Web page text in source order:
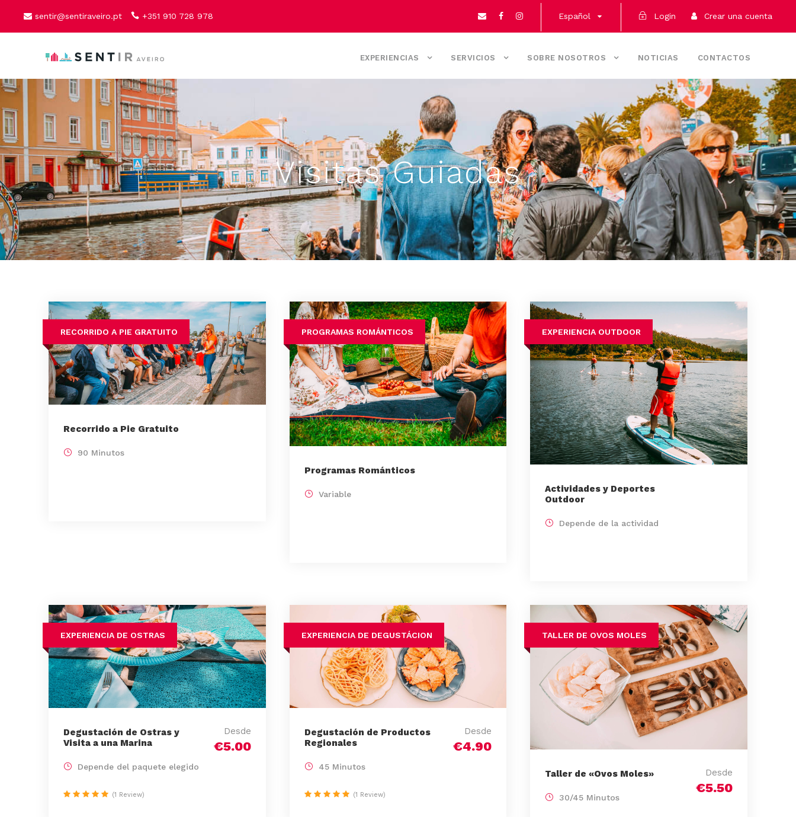
sentir@sentiraveiro.pt +351 910 728 978 Español Login Crear una cuenta
EXPERIENCIAS SERVICIOS SOBRE NOSOTROS NOTICIAS CONTACTOS
Visitas Guiadas
RECORRIDO A PIE GRATUITO
Recorrido a Pie Gratuito
90 Minutos
PROGRAMAS ROMÁNTICOS
Programas Románticos
Variable
EXPERIENCIA OUTDOOR
Actividades y Deportes
Outdoor
Depende de la actividad
EXPERIENCIA DE OSTRAS
Degustación de Ostras y
Visita a una Marina
Desde
€5.00
Depende del paquete elegido
(1 Review)
EXPERIENCIA DE DEGUSTÁCION
Degustación de Productos
Regionales
Desde
€4.90
45 Minutos
(1 Review)
TALLER DE OVOS MOLES
Taller de «Ovos Moles» Desde
€5.50
30/45 Minutos